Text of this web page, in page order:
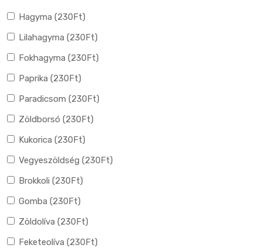
Hagyma (230Ft)
Lilahagyma (230Ft)
Fokhagyma (230Ft)
Paprika (230Ft)
Paradicsom (230Ft)
Zöldborsó (230Ft)
Kukorica (230Ft)
Vegyeszöldség (230Ft)
Brokkoli (230Ft)
Gomba (230Ft)
Zöldolíva (230Ft)
Feketeolíva (230Ft)